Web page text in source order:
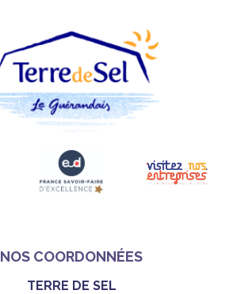
NOS COORDONNÉES
TERRE DE SEL